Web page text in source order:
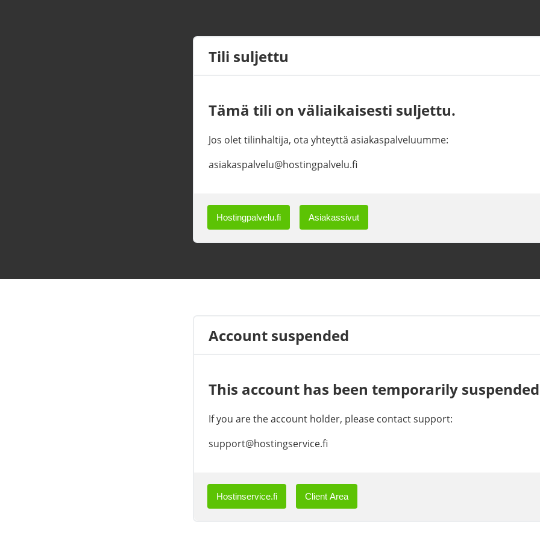
Tili suljettu
Tämä tili on väliaikaisesti suljettu.
Jos olet tilinhaltija, ota yhteyttä asiakaspalveluumme:
asiakaspalvelu@hostingpalvelu.fi
Hostingpalvelu.fi Asiakassivut
Account suspended
This account has been temporarily
If you are the account holder, please contact support:
support@hostingservice.fi
Hostinservice.fi Client Area